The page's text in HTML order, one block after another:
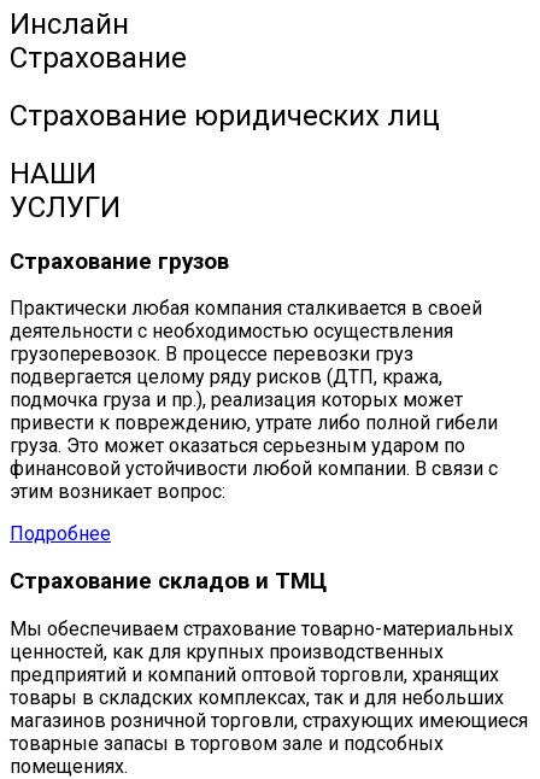
Инслайн
Страхование
Страхование юридических лиц
НАШИ
УСЛУГИ
Страхование грузов
Практически любая компания сталкивается в своей
деятельности с необходимостью осуществления
грузоперевозок. В процессе перевозки груз
подвергается целому ряду рисков (ДТП, кража,
подмочка груза и пр.), реализация которых может
привести к повреждению, утрате либо полной гибели
груза. Это может оказаться серьезным ударом по
финансовой устойчивости любой компании. В связи с
этим возникает вопрос:
Подробнее
Страхование складов и ТМЦ
Мы обеспечиваем страхование товарно-материальных
ценностей, как для крупных производственных
предприятий и компаний оптовой торговли, хранящих
товары в складских комплексах, так и для небольших
магазинов розничной торговли, страхующих имеющиеся
товарные запасы в торговом зале и подсобных
помещениях.